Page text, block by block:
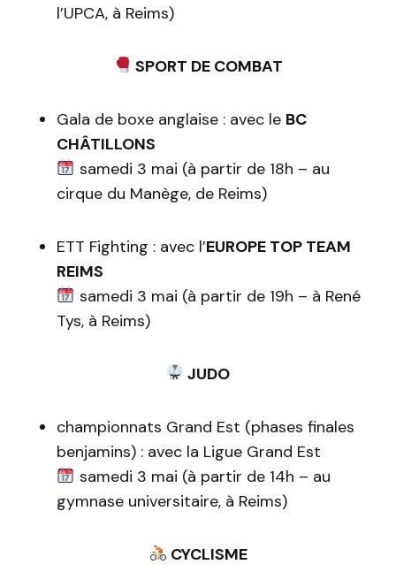
l’UPCA, à Reims)
SPORT DE COMBAT
Gala de boxe anglaise : avec le BC
CHÂTILLONS
samedi 3 mai (à partir de 18h – au
cirque du Manège, de Reims)
ETT Fighting : avec l’EUROPE TOP TEAM
REIMS
samedi 3 mai (à partir de 19h – à René
Tys, à Reims)
JUDO
championnats Grand Est (phases finales
benjamins) : avec la Ligue Grand Est
samedi 3 mai (à partir de 14h – au
gymnase universitaire, à Reims)
CYCLISME